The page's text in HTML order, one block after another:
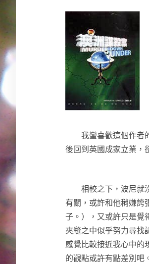
我蠻喜歡這個作者的
後回到英國成家立業，
相較之下，波尼就沒
有關，或許和他稍嫌誇
子。），又或許只是覺
夾縫之中似乎努力尋找
感覺比較接近我心中的
的觀點或許有點差別吧